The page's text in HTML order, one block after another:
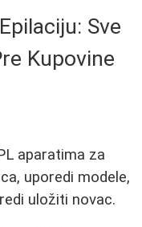
Sve
Kupovine
aparatima za
uporedi modele,
uložiti novac.